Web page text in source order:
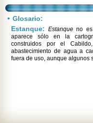
• Glosario:
Estanque: Estanqueno es
aparece sólo en la
construidos por el
abastecimiento de agua a
fuera de uso, aunque algunos